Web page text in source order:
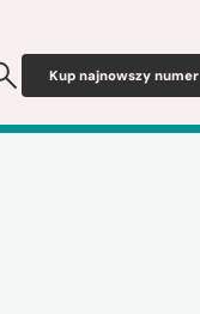
Kup najnowszy numer